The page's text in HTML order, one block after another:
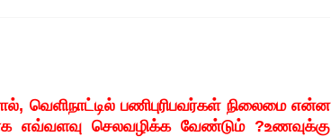
வெளிநாட்டில் பணிபுரிபவர்கள் நிலைமை என்ன
எவ்வளவு செலவழிக்க வேண்டும் ?உணவுக்கு